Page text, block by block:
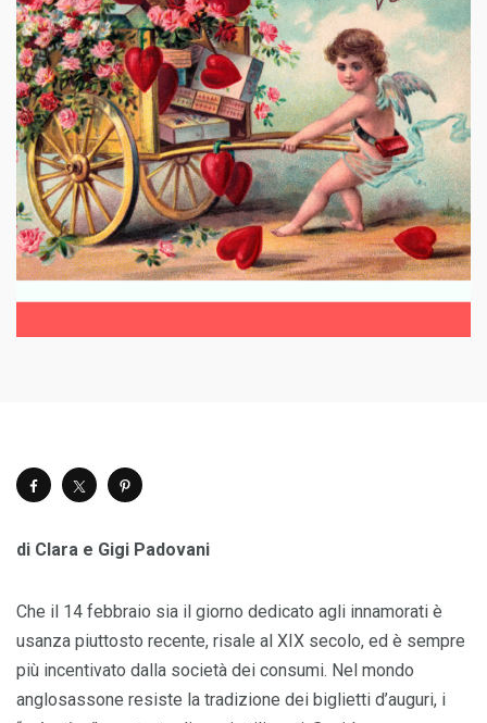
di Clara e Gigi Padovani
Che il 14 febbraio sia il giorno dedicato agli innamorati è
usanza piuttosto recente, risale al XIX secolo, ed è sempre
più incentivato dalla società dei consumi. Nel mondo
anglosassone resiste la tradizione dei biglietti d’auguri, i